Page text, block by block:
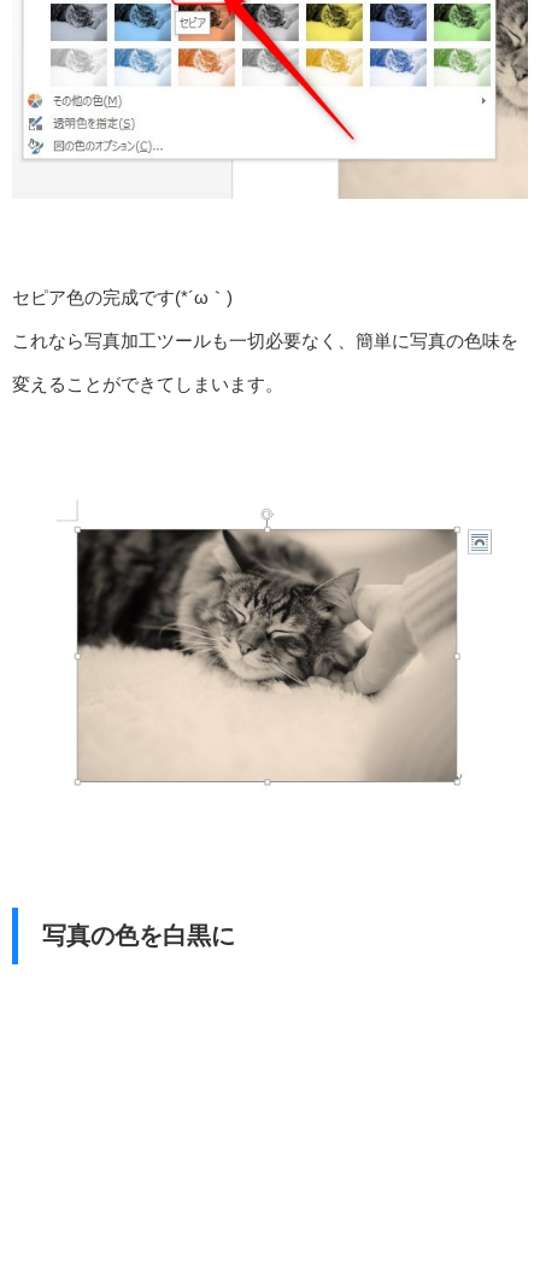
セピア色の完成です(*´ω｀)
これなら写真加工ツールも一切必要なく、簡単に写真の色味を
変えることができてしまいます。
写真の色を白黒に